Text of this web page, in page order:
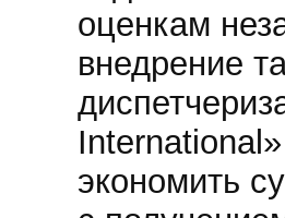
оценкам
внедрение
экономить